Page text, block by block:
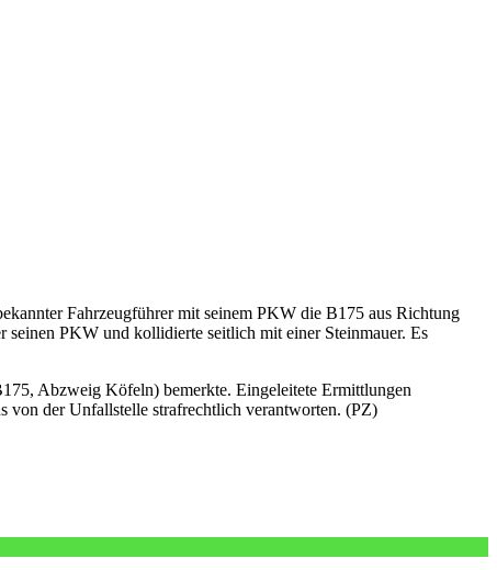
Fahrzeugführer mit seinem PKW die B175 aus Richtung
PKW und kollidierte seitlich mit einer Steinmauer. Es
Abzweig Köfeln) bemerkte. Eingeleitete Ermittlungen
von der Unfallstelle strafrechtlich verantworten. (PZ)